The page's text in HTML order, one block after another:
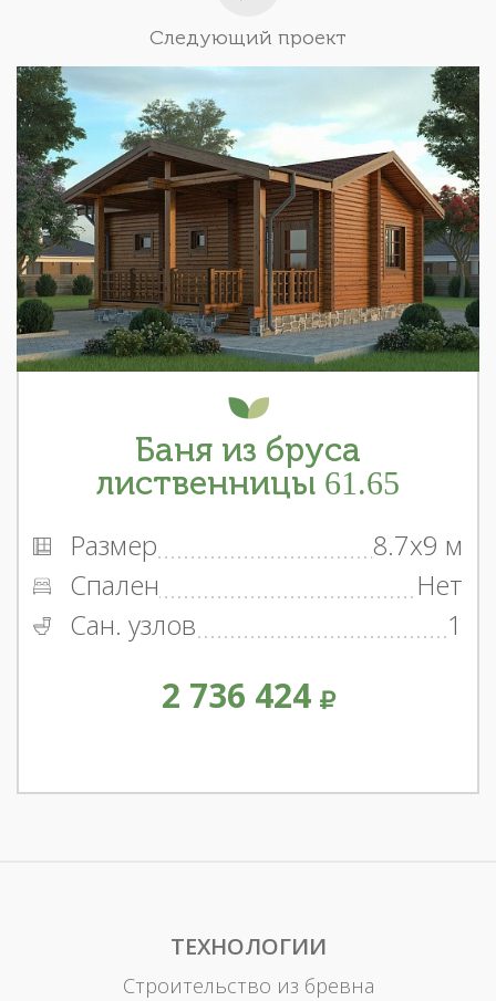
Следующий проект
Баня из бруса
лиственницы 61.65
Размер
8.7x9 м
Спален
Нет
Сан. узлов
1
2 736 424
ТЕХНОЛОГИИ
Строительство из бревна